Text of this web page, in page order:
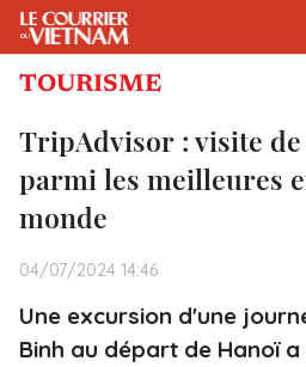
TOURISME
TripAdvisor : visite
parmi les meilleures
monde
04/07/2024 14:46
Une excursion d'une
Binh au départ de Hanoï